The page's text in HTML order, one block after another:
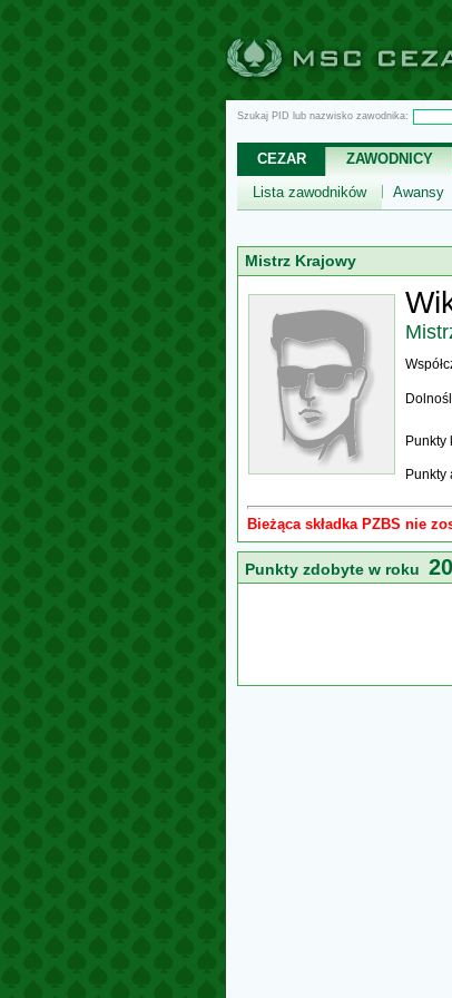
Szukaj PID lub nazwisko zawodnika:
CEZAR ZAWODNICY
Lista zawodników
Awansy
Mistrz Krajowy
Punkty
Punkty
Bieżąca składka PZBS nie
Punkty zdobyte w roku